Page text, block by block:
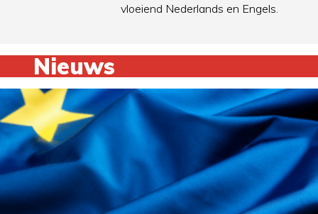
vloeiend Nederlands en Engels.
Nieuws